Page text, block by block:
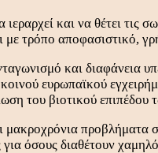
και να θέτει τις
τρόπο αποφασιστικό,
και διαφάνεια
ευρωπαϊκού
του βιοτικού επιπέδου
μακροχρόνια προβλήματα
όσους διαθέτουν